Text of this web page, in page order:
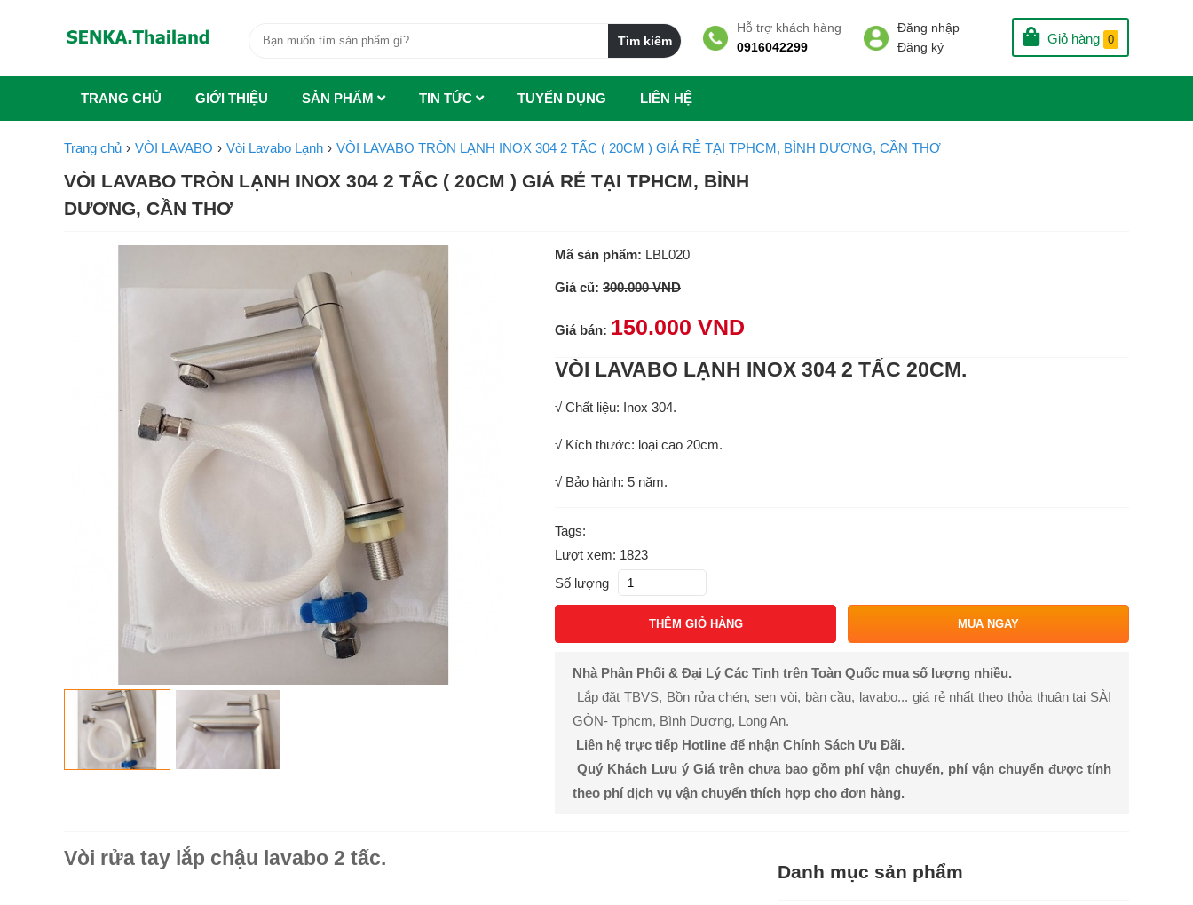
Giỏ hàng 0
Đăng nhập
Đăng ký
Hỗ trợ khách hàng
0916042299
TRANG CHỦ GIỚI THIỆU SẢN PHẨM TIN TỨC TUYẾN DỤNG LIÊN HỆ
Trang chủ VÒI LAVABO Vòi Lavabo Lạnh VÒI LAVABO TRÒN LẠNH INOX 304 2 TẤC ( 20CM ) GIÁ RẺ TẠI TPHCM, BÌNH DƯƠNG, CẦN THƠ
VÒI LAVABO TRÒN LẠNH INOX 304 2 TẤC ( 20CM ) GIÁ RẺ TẠI TPHCM, BÌNH
DƯƠNG, CẦN THƠ
Mã sản phẩm: LBL020
Giá cũ: 300.000 VND
Giá bán: 150.000 VND
VÒI LAVABO LẠNH INOX 304 2 TẤC 20CM.
√ Chất liệu: Inox 304.
√ Kích thước: loại cao 20cm.
√ Bảo hành: 5 năm.
Tags:
Lượt xem: 1823
Số lượng
THÊM GIỎ HÀNG MUA NGAY
Nhà Phân Phối & Đại Lý Các Tỉnh trên Toàn Quốc mua số lượng nhiều.
Lắp đặt TBVS, Bồn rửa chén, sen vòi, bàn cầu, lavabo... giá rẻ nhất theo thỏa thuận tại SÀI
GÒN- Tphcm, Bình Dương, Long An.
Liên hệ trực tiếp Hotline để nhận Chính Sách Ưu Đãi.
Quý Khách Lưu ý Giá trên chưa bao gồm phí vận chuyển, phí vận chuyển được tính
theo phí dịch vụ vận chuyển thích hợp cho đơn hàng.
Vòi rửa tay lắp chậu lavabo 2 tấc.
Danh mục sản phẩm